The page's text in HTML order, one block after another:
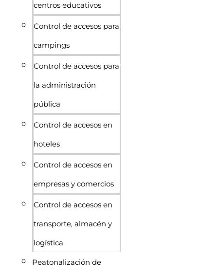
centros educativos
Control de accesos para
campings
Control de accesos para
la administración
pública
Control de accesos en
hoteles
Control de accesos en
empresas y comercios
Control de accesos en
transporte, almacén y
logística
Peatonalización de